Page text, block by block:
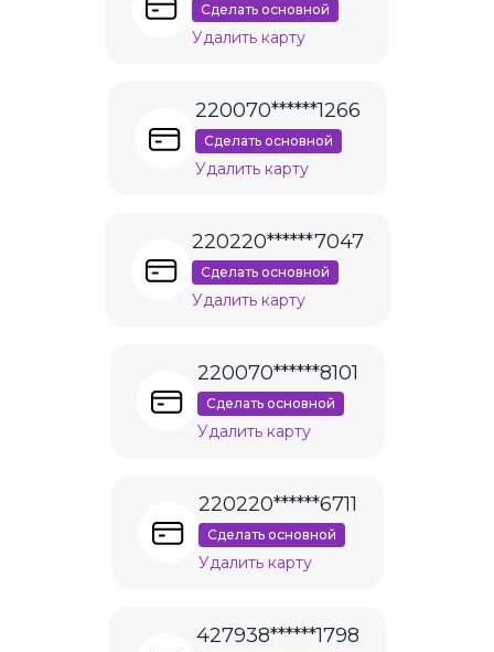
Сделать основной
Удалить карту
220070******1266
Сделать основной
Удалить карту
220220******7047
Сделать основной
Удалить карту
220070******8101
Сделать основной
Удалить карту
220220******6711
Сделать основной
Удалить карту
427938******1798